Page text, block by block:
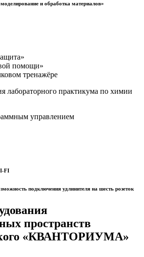
и обработка материалов»
помощи»
тренажёре
лабораторного практикума по химии
управлением
FI
подключения удлинителя на шесть розеток
пространств
«КВАНТОРИУМА»